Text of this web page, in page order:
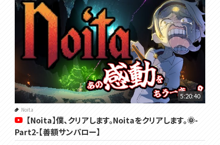
5:20:40
Noita
【Noita】僕、クリアします。Noitaをクリアします。🌞-
Part2-【善額サンパロー】